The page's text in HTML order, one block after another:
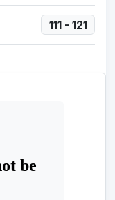
111 - 121